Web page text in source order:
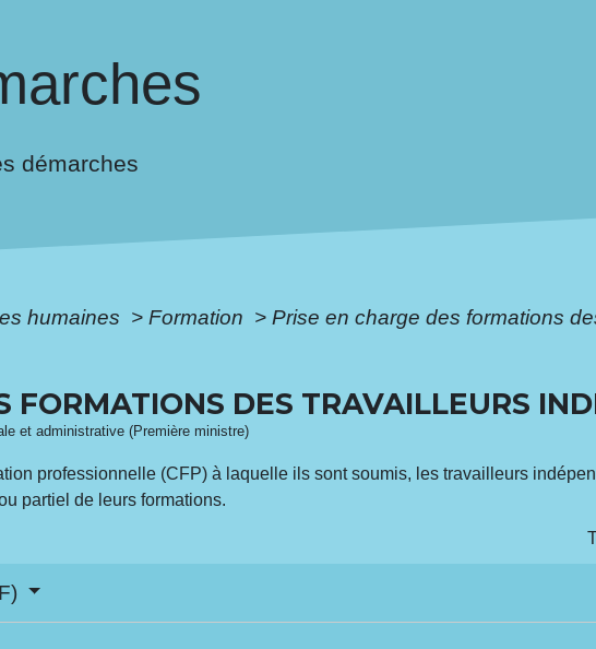
démarches
humaines > Formation > Prise en charge des formations
FORMATIONS DES TRAVAILLEURS
et administrative (Première ministre)
professionnelle (CFP) à laquelle ils sont soumis, les travailleurs
partiel de leurs formations.